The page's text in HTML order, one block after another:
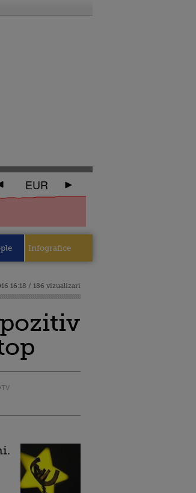
EUR
Infografice
16:18 / 186 vizualizari